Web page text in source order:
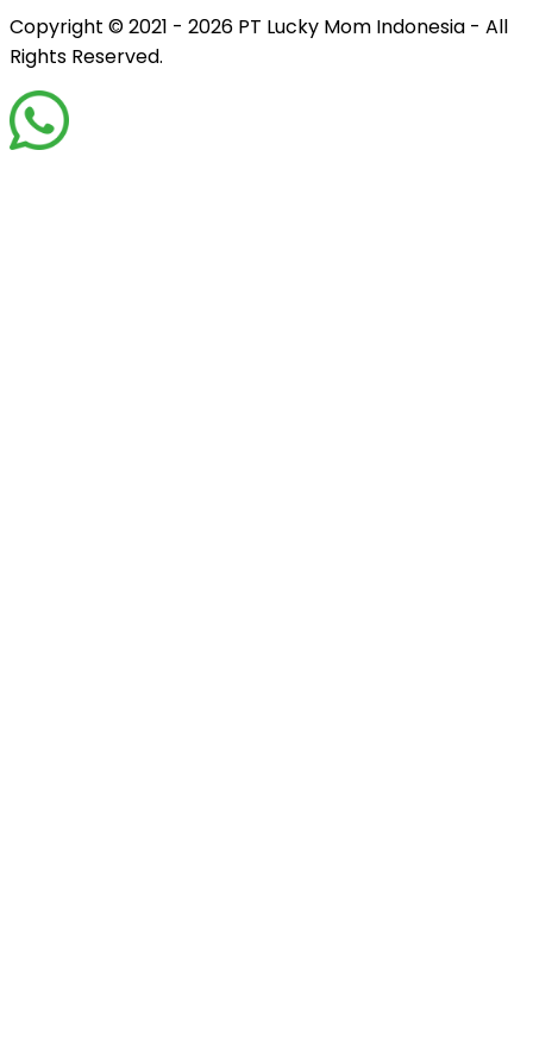
Copyright © 2021 - 2026 PT Lucky Mom Indonesia - All
Rights Reserved.